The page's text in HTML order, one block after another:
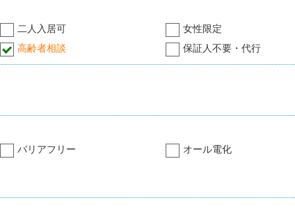
二人入居可
女性限定
高齢者相談 保証人不要・代行
バリアフリー
オール電化